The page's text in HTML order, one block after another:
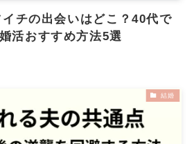
チの出会いはどこ？40代で
活おすすめ方法5選
結婚